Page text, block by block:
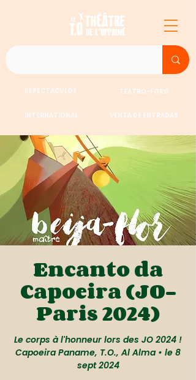
ESPECTÁCULOS TEATRO-FORO
INTERNATIONAL VENTA DE ENTRADAS
Encanto da
Capoeira (JO-
Paris 2024)
Le corps à l'honneur lors des JO 2024 !
Capoeira Paname, T.O., Al Alma • le 8
sept 2024